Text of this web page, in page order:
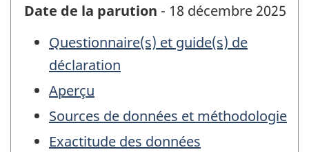
Date de la parution - 18 décembre 2025
Questionnaire(s) et guide(s) de
déclaration
Aperçu
Sources de données et méthodologie
Exactitude des données